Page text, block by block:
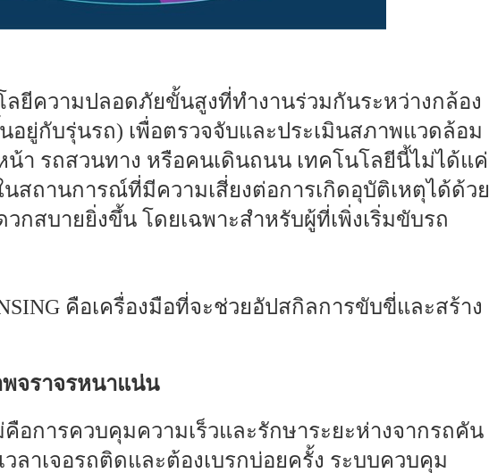
ลยีความปลอดภัยขั้นสูงที่ทำงานร่วมกันระหว่างกล้อง
อยู่กับรุ่นรถ) เพื่อตรวจจับและประเมินสภาพแวดล้อม
า รถสวนทาง หรือคนเดินถนน เทคโนโลยีนี้ไม่ได้แค่
สถานการณ์ที่มีความเสี่ยงต่อการเกิดอุบัติเหตุได้ด้วย
กสบายยิ่งขึ้น โดยเฉพาะสำหรับผู้ที่เพิ่งเริ่มขับรถ
คือเครื่องมือที่จะช่วยอัปสกิลการขับขี่และสร้าง
จราจรหนาแน่น
อการควบคุมความเร็วและรักษาระยะห่างจากรถคัน
ลาเจอรถติดและต้องเบรกบ่อยครั้ง ระบบควบคุม